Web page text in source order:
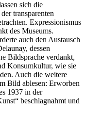
sich die
transparenten
Expressionismus
des Museums.
auch den Austausch
dessen
Bildsprache verdankt,
Konsumkultur, wie sie
Auch die weitere
Bild ablesen: Erworben
1937 in der
beschlagnahmt und